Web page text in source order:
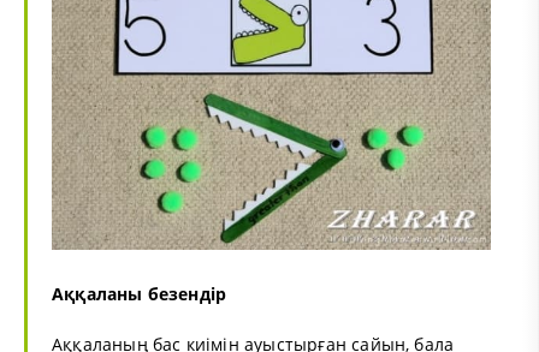
Аққаланы безендір
Аққаланың бас киімін ауыстырған сайын, бала